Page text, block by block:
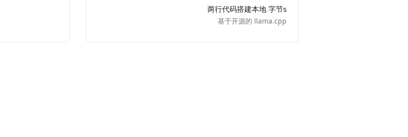
两行代码搭建本地 字节s
基于开源的 llama.cpp